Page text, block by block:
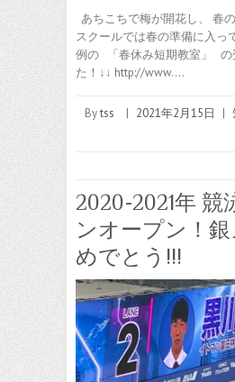
あちこちで梅が開花し、 春
スクールでは春の準備に入っ
例の 「春休み短期教室」 の
た！↓↓ http://www.…
Bytss | 2021年2月15日 |
2020-2021年 競
ンオープン！
めでとう!!!